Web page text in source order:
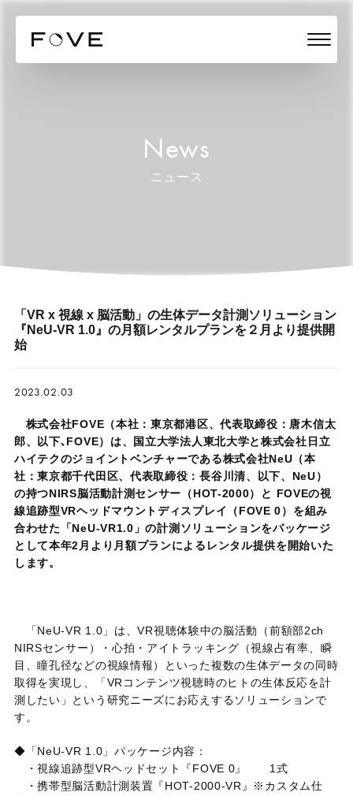
News
ニュース
「VR x 視線 x 脳活動」の生体データ計測ソリューション
『NeU-VR 1.0』の月額レンタルプランを２月より提供開
始
2023.02.03
株式会社FOVE（本社：東京都港区、代表取締役：唐木信太
郎、以下､FOVE）は、国立大学法人東北大学と株式会社日立
ハイテクのジョイントベンチャーである株式会社NeU（本
社：東京都千代田区、代表取締役：長谷川清、以下、NeU）
の持つNIRS脳活動計測センサー（HOT-2000）と FOVEの視
線追跡型VRヘッドマウントディスプレイ（FOVE 0）を組み
合わせた「NeU-VR1.0」の計測ソリューションをパッケージ
として本年2月より月額プランによるレンタル提供を開始いた
します。
「NeU-VR 1.0 」は、VR視聴体験中の脳活動（前額部2ch
NIRSセンサー）・心拍・アイトラッキング（視線占有率、瞬
目、瞳孔径などの視線情報）といった複数の生体データの同時
取得を実現し、「VR コンテンツ視聴時のヒトの生体反応を計
測したい」という研究ニーズにお応えするソリューションで
す。
◆「NeU-VR 1.0 」パッケージ内容：
・視線追跡型VRヘッドセット『FOVE 0』 1式
・携帯型脳活動計測装置『HOT-2000-VR』※カスタム仕